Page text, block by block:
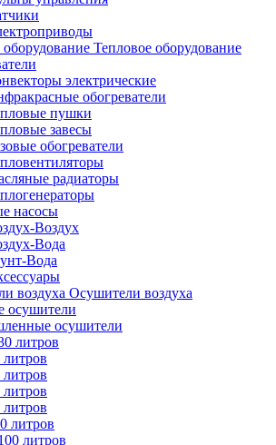
Тепловое оборудование
электрические
обогреватели
пушки
завесы
обогреватели
радиаторы
насосы
Воздух
Вода
Вода
Осушители воздуха
осушители
осушители
литров
литров
литров
литров
литров
литров
литров